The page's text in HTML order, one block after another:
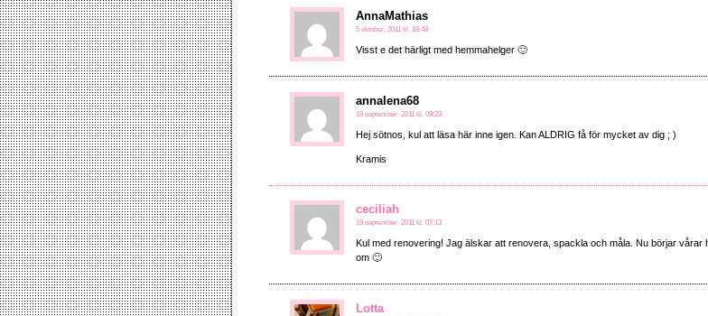
AnnaMathias
5 oktober, 2011 kl. 18:48
Visst e det härligt med hemmahelger 🙂
annalena68
19 september, 2011 kl. 09:23
Hej sötnos, kul att läsa här inne igen. Kan ALDRIG få för mycket av dig ; )
Kramis
ceciliah
19 september, 2011 kl. 07:13
Kul med renovering! Jag älskar att renovera, spackla och måla. Nu börjar
om 🙂
Lotta